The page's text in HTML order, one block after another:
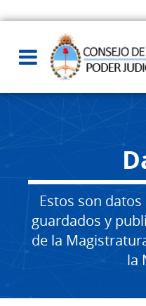
Estos son
guardados y
de la
la